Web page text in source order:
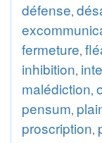
défense,
fermeture,
inhibition,
malédiction,
pensum,
proscription,